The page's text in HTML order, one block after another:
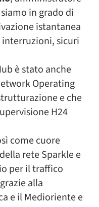
in grado di
istantanea
interruzioni, sicuri
è stato anche
Operating
e che
H24
come cuore
rete Sparkle e
per il traffico
alla
e il Medioriente e